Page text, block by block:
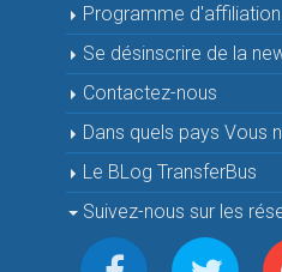
Programme d'affiliation
Se désinscrire de la
Contactez-nous
Dans quels pays Vous
Le BLog TransferBus
Suivez-nous sur les